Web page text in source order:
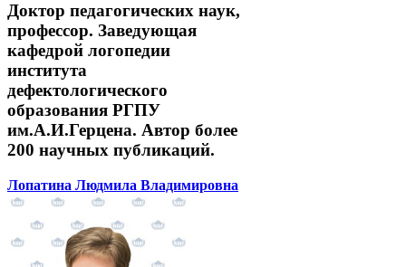
Доктор педагогических наук,
профессор. Заведующая
кафедрой логопедии
института
дефектологического
образования РГПУ
им.А.И.Герцена. Автор более
200 научных публикаций.
Лопатина Людмила Владимировна